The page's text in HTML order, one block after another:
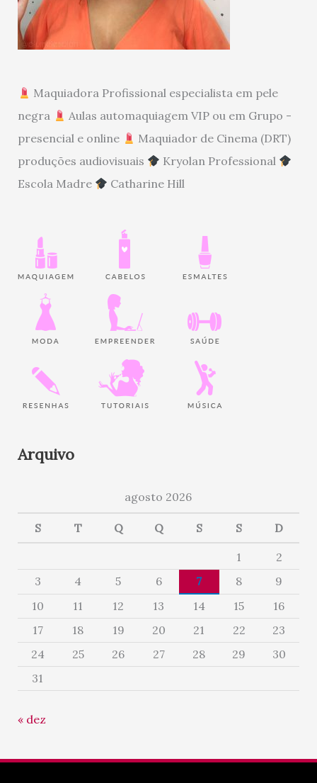
Maquiadora Profissional especialista em pele
negra
Aulas automaquiagem VIP ou em Grupo -
presencial e online
Maquiador de Cinema (DRT)
produções audiovisuais
Kryolan Professional
Escola Madre
Catharine Hill
Arquivo
agosto 2026
S T Q Q S S D
1
2
3
4 5 6 7 8
9
10
11 12 13 14 15
16
17
18 19 20 21 22
23
24
25 26 27 28 29
30
31
« dez